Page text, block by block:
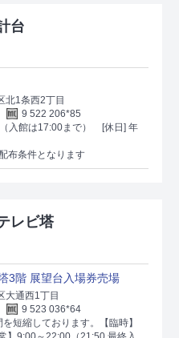
台
北1条西2丁目
9 522 206*85
入館は17:00まで）
[休日] 年
布条件となります
レビ塔
3階 展望台入場券売場
大通西1丁目
9 523 036*64
短縮しております。【臨時】